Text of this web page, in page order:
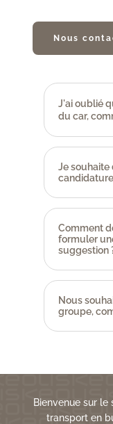
Nous
J'ai oublié
du car,
Je souhaite
Comment
formuler
suggestion
Nous
groupe,
Bienvenue sur le
transport en